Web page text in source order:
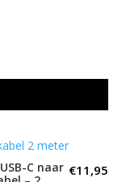
C naar €11,95